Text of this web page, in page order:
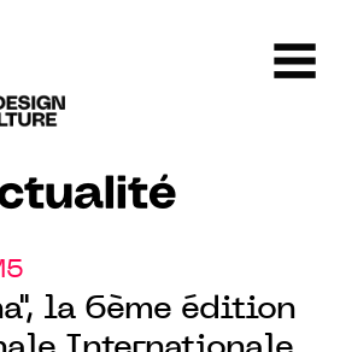
la 6ème édition